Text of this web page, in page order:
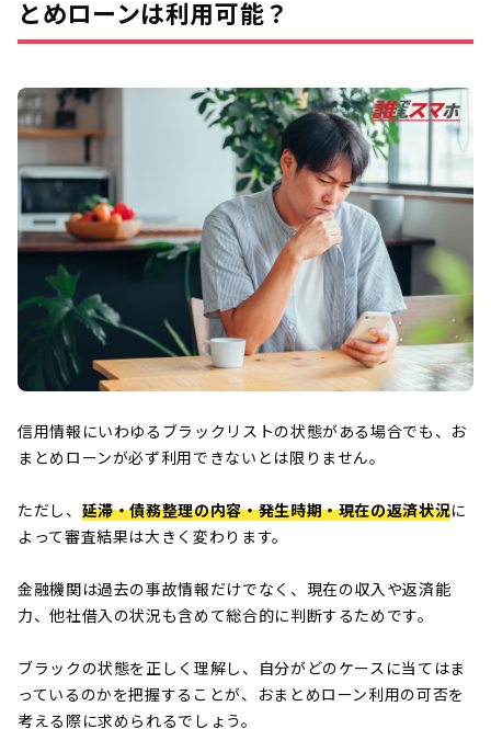
とめローンは利用可能？
信用情報にいわゆるブラックリストの状態がある場合でも、お
まとめローンが必ず利用できないとは限りません。
ただし、 延滞・債務整理の内容・発生時期・現在の返済状況に
よって審査結果は大きく変わります。
金融機関は過去の事故情報だけでなく、現在の収入や返済能
力、他社借入の状況も含めて総合的に判断するためです。
ブラックの状態を正しく理解し、自分がどのケースに当てはま
っているのかを把握することが、おまとめローン利用の可否を
考える際に求められるでしょう。